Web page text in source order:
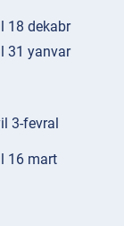
18 dekabr
31 yanvar
3-fevral
16 mart